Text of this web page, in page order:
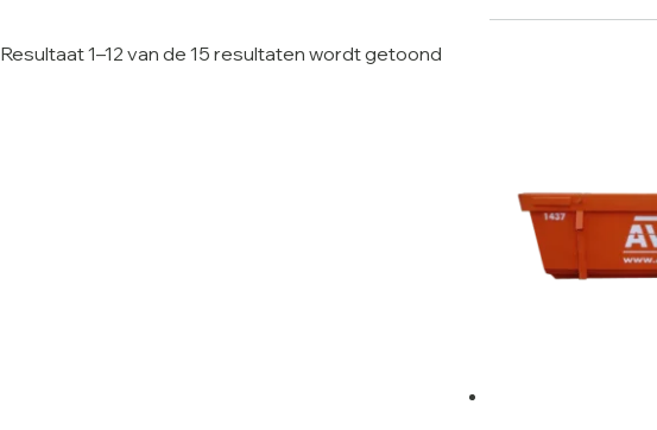
Resultaat 1–12 van de 15 resultaten wordt getoond